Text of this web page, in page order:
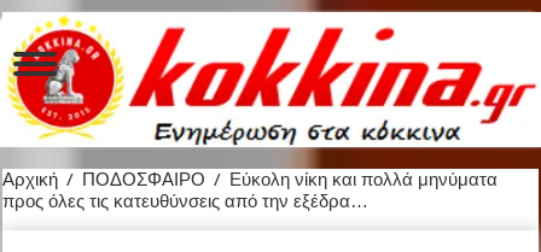
Αρχική / ΠΟΔΟΣΦΑΙΡΟ / Εύκολη νίκη και πολλά μηνύματα
προς όλες τις κατευθύνσεις από την εξέδρα…